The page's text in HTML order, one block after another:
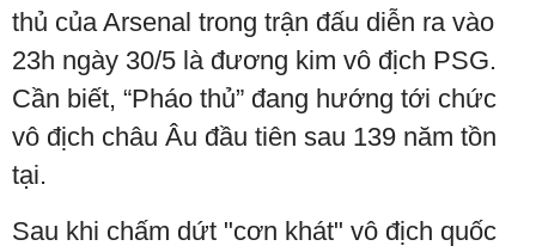
thủ của Arsenal trong trận đấu diễn ra vào
23h ngày 30/5 là đương kim vô địch PSG.
Cần biết, “Pháo thủ” đang hướng tới chức
vô địch châu Âu đầu tiên sau 139 năm tồn
tại.
Sau khi chấm dứt "cơn khát" vô địch quốc